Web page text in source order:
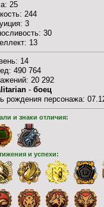
25
244
3
30
13
14
490 764
20 292
- боец
рождения персонажа:
и знаки отличия:
и успехи: